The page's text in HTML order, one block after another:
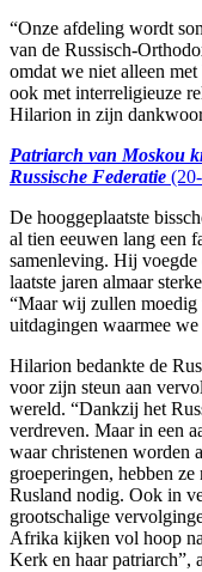
“Onze afdeling wordt
van de Russisch-
omdat we niet alleen
ook met interreligieuze
Hilarion in zijn
Patriarch van Moskou
Russische Federatie
De hooggeplaatste
al tien eeuwen lang een
samenleving. Hij voegde
laatste jaren almaar
“Maar wij zullen moedig
uitdagingen waarmee
Hilarion bedankte de
voor zijn steun aan
wereld. “Dankzij het
verdreven. Maar in een
waar christenen worden
groeperingen, hebben
Rusland nodig. Ook in
grootschalige
Afrika kijken vol hoop
Kerk en haar patriarch”,